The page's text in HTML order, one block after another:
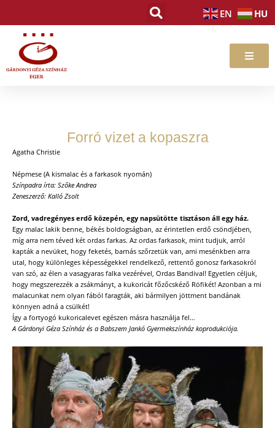
content
EN HU
Forró vizet a kopaszra
Agatha Christie
Népmese (A kismalac és a farkasok nyomán)
Színpadra írta: Szőke Andrea
Zeneszerző: Kalló Zsolt
Zord, vadregényes erdő közepén, egy napsütötte tisztáson áll egy ház.
Egy malac lakik benne, békés boldogságban, az érintetlen erdő csöndjében,
míg arra nem téved két ordas farkas. Az ordas farkasok, mint tudjuk, arról
kapták a nevüket, hogy feketés, barnás szőrzetük van, ami mesénkben arra
utal, hogy különleges képességekkel rendelkező, rettentő gonosz farkasokról
van szó, az élen a vasagyaras falka vezérével, Ordas Bandival! Egyetlen céljuk,
hogy megszerezzék a zsákmányt, a kukoricát főzőcskéző Röfikét! Azonban a mi
malacunkat nem olyan fából faragták, aki bármilyen jöttment bandának
könnyen adná a csülkét!
Így a fortyogó kukoricalevet egészen másra használja fel…
A Gárdonyi Géza Színház és a Babszem Jankó Gyermekszínház koprodukciója.